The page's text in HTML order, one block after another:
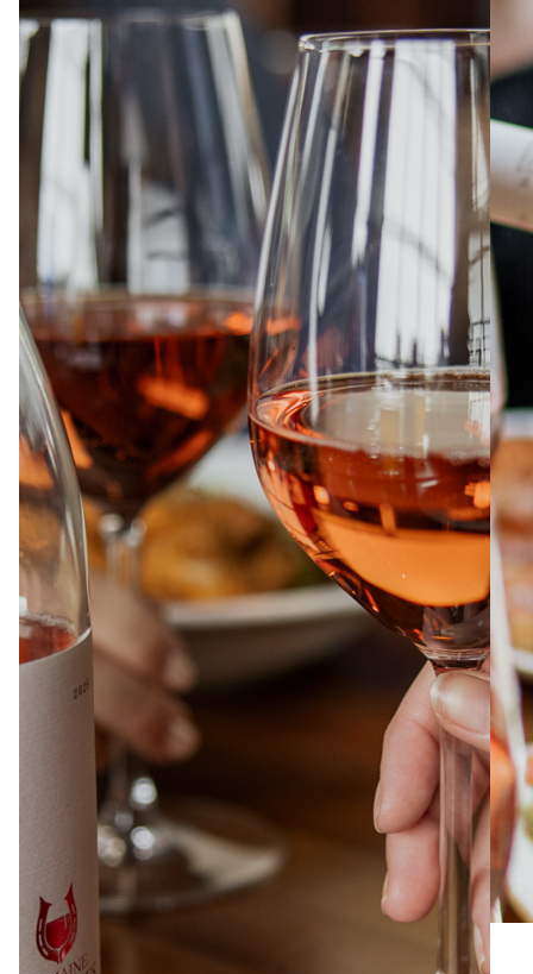
À PROPOS EN ÉPICERIE BOUTIQUE
TRAITEUR ÉVÉNEMENTIEL NOUS JOINDRE
DONNER VOTRE OPINION